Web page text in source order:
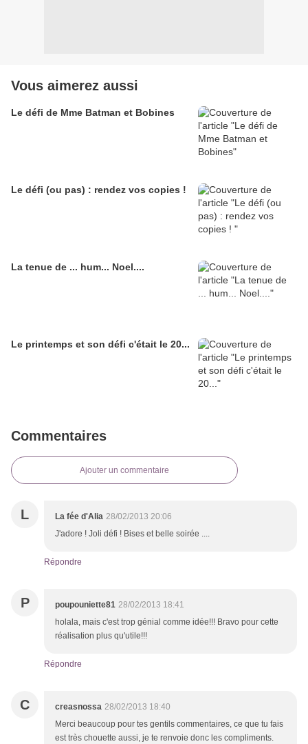
Vous aimerez aussi
Le défi de Mme Batman et Bobines
Le défi (ou pas) : rendez vos copies !
La tenue de ... hum... Noel....
Le printemps et son défi c'était le 20...
Commentaires
Ajouter un commentaire
L La fée d'Alia 28/02/2013 20:06
J'adore ! Joli défi ! Bises et belle soirée ....
Répondre
P poupouniette81 28/02/2013 18:41
holala, mais c'est trop génial comme idée!!! Bravo pour cette
réalisation plus qu'utile!!!
Répondre
C creasnossa 28/02/2013 18:40
Merci beaucoup pour tes gentils commentaires, ce que tu fais
est très chouette aussi, je te renvoie donc les compliments.